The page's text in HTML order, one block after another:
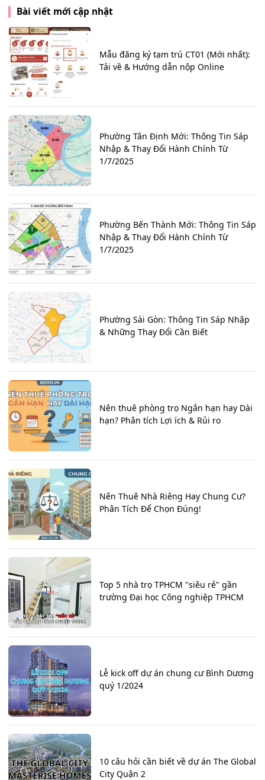
Bài viết mới cập nhật
Mẫu đăng ký tạm trú CT01 (Mới nhất):
Tải về & Hướng dẫn nộp Online
Phường Tân Định Mới: Thông Tin Sáp
Nhập & Thay Đổi Hành Chính Từ
1/7/2025
Phường Bến Thành Mới: Thông Tin Sáp
Nhập & Thay Đổi Hành Chính Từ
1/7/2025
Phường Sài Gòn: Thông Tin Sáp Nhập
& Những Thay Đổi Cần Biết
Nên thuê phòng trọ Ngắn hạn hay Dài
hạn? Phân tích Lợi ích & Rủi ro
Nên Thuê Nhà Riêng Hay Chung Cư?
Phân Tích Để Chọn Đúng!
Top 5 nhà trọ TPHCM "siêu rẻ" gần
trường Đại học Công nghiệp TPHCM
Lễ kick off dự án chung cư Bình Dương
quý 1/2024
10 câu hỏi cần biết về dự án The Global
City Quận 2